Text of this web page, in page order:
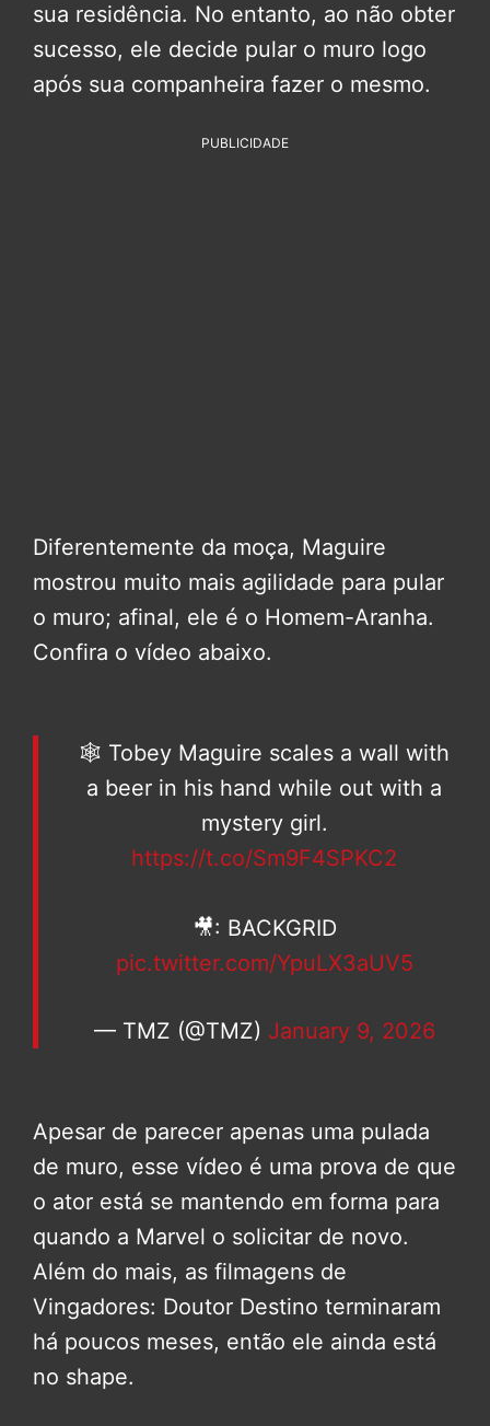
sua residência. No entanto, ao não obter
sucesso, ele decide pular o muro logo
após sua companheira fazer o mesmo.
PUBLICIDADE
Diferentemente da moça, Maguire
mostrou muito mais agilidade para pular
o muro; afinal, ele é o Homem-Aranha.
Confira o vídeo abaixo.
🕸️ Tobey Maguire scales a wall with
a beer in his hand while out with a
mystery girl.
https://t.co/Sm9F4SPKC2
🎥: BACKGRID
pic.twitter.com/YpuLX3aUV5
— TMZ (@TMZ) January 9, 2026
Apesar de parecer apenas uma pulada
de muro, esse vídeo é uma prova de que
o ator está se mantendo em forma para
quando a Marvel o solicitar de novo.
Além do mais, as filmagens de
Vingadores: Doutor Destino terminaram
há poucos meses, então ele ainda está
no shape.